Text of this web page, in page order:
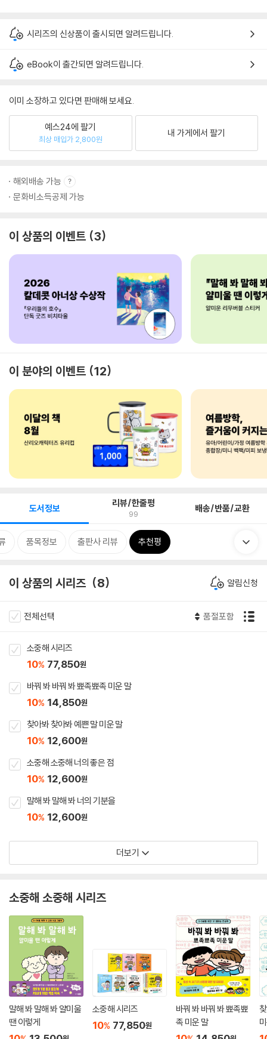
시리즈의 신상품이 출시되면 알려드립니다.
eBook이 출간되면 알려드립니다.
이미 소장하고 있다면 판매해 보세요.
예스24에 팔기
최상 매입가 2,800원
내 가게에서 팔기
해외배송 가능
문화비소득공제 가능
이 상품의 이벤트 3
이 분야의 이벤트 12
도서정보 리뷰/한줄평
99 배송/반품/교환
품목정보 출판사 리뷰 추천평
이 상품의 시리즈 8 알림신청
전체선택 품절포함
소중해 시리즈
10% 77,850원
바꿔 봐 바꿔 봐 뾰족뾰족 미운 말
10% 14,850원
찾아봐 찾아봐 예쁜 말 미운 말
10% 12,600원
소중해 소중해 너의 좋은 점
10% 12,600원
말해 봐 말해 봐 너의 기분을
10% 12,600원
더보기
소중해 소중해 시리즈
말해 봐 말해 봐 얄미울
땐 이렇게
소중해 시리즈
10% 77,850원
바꿔 봐 바꿔 봐 뾰족뾰
족 미운 말